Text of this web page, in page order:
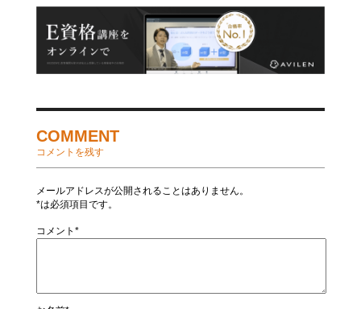
COMMENT
コメントを残す
メールアドレスが公開されることはありません。
*は必須項目です。
コメント*